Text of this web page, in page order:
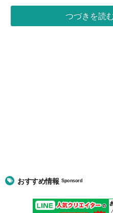
つづきを読
おすすめ情報Sponsord